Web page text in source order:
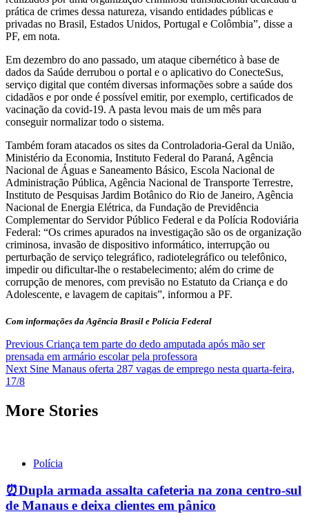
prática de crimes dessa natureza, visando entidades públicas e
privadas no Brasil, Estados Unidos, Portugal e Colômbia”, disse a
PF, em nota.
Em dezembro do ano passado, um ataque cibernético à base de
dados da Saúde derrubou o portal e o aplicativo do ConecteSus,
serviço digital que contém diversas informações sobre a saúde dos
cidadãos e por onde é possível emitir, por exemplo, certificados de
vacinação da covid-19. A pasta levou mais de um mês para
conseguir normalizar todo o sistema.
Também foram atacados os sites da Controladoria-Geral da União,
Ministério da Economia, Instituto Federal do Paraná, Agência
Nacional de Águas e Saneamento Básico, Escola Nacional de
Administração Pública, Agência Nacional de Transporte Terrestre,
Instituto de Pesquisas Jardim Botânico do Rio de Janeiro, Agência
Nacional de Energia Elétrica, da Fundação de Previdência
Complementar do Servidor Público Federal e da Polícia Rodoviária
Federal: “Os crimes apurados na investigação são os de organização
criminosa, invasão de dispositivo informático, interrupção ou
perturbação de serviço telegráfico, radiotelegráfico ou telefônico,
impedir ou dificultar-lhe o restabelecimento; além do crime de
corrupção de menores, com previsão no Estatuto da Criança e do
Adolescente, e lavagem de capitais”, informou a PF.
Com informações da Agência Brasil e Polícia Federal
Post
navigation
Previous Criança tem parte do dedo amputada após mão ser
prensada em armário escolar pela professora
Next Sine Manaus oferta 287 vagas de emprego nesta quarta-feira,
17/8
More Stories
Polícia
⏰Dupla armada assalta cafeteria na zona centro-sul
de Manaus e deixa clientes em pânico